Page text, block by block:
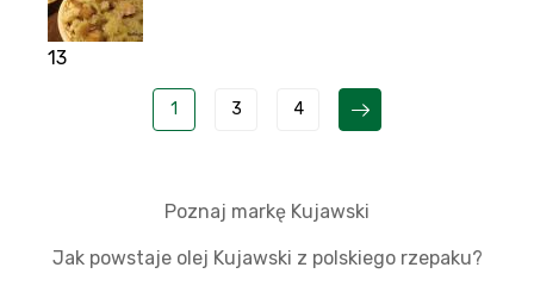
13
1 3 4
Poznaj markę Kujawski
Jak powstaje olej Kujawski z polskiego rzepaku?